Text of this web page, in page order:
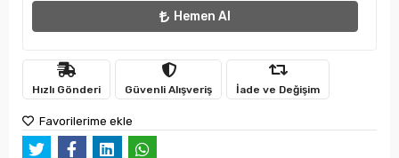
Hemen Al
Hızlı Gönderi Güvenli Alışveriş İade ve Değişim
Favorilerime ekle